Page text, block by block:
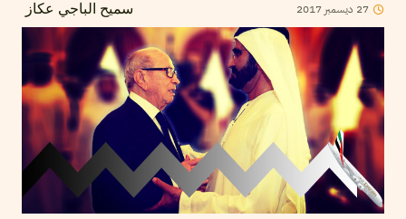
سميح الباجي عكاز 27 ديسمبر 2017